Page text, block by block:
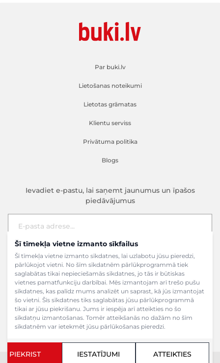
Šī tīmekļa vietne izmanto sīkfailus
Šī tīmekļa vietne izmanto sīkdatnes, lai uzlabotu jūsu pieredzi,
pārlūkojot vietni. No šīm sīkdatnēm pārlūkprogrammā tiek
saglabātas tikai nepieciešamās sīkdatnes, jo tās ir būtiskas
vietnes pamatfunkciju darbībai. Mēs izmantojam arī trešo pušu
sīkdatnes, kas palīdz mums analizēt un saprast, kā jūs izmantojat
šo vietni. Šīs sīkdatnes tiks saglabātas jūsu pārlūkprogrammā
tikai ar jūsu piekrišanu. Jums ir iespēja arī atteikties no šo
sīkdatņu izmantošanas. Tomēr atteikšanās no dažām no šīm
sīkdatnēm var ietekmēt jūsu pārlūkošanas pieredzi.
PIEKRIST IESTATĪJUMI ATTEIKTIES
Par buki.lv
Lietošanas noteikumi
Lietotas grāmatas
Klientu serviss
Privātuma politika
Blogs
Ievadiet e-pastu, lai saņemt jaunumus un īpašos
piedāvājumus
E-pasta adrese
Pieteikties